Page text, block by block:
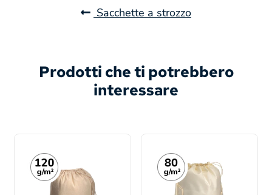
Sacchette a strozzo
Prodotti che ti potrebbero
interessare